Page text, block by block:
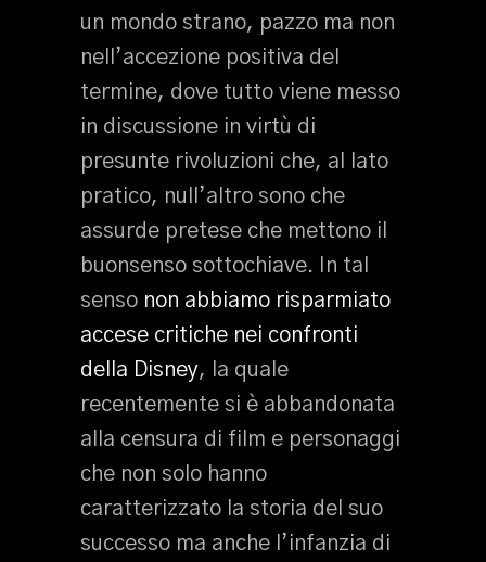
un mondo strano, pazzo ma non
nell’accezione positiva del
termine, dove tutto viene messo
in discussione in virtù di
presunte rivoluzioni che, al lato
pratico, null’altro sono che
assurde pretese che mettono il
buonsenso sottochiave. In tal
senso non abbiamo risparmiato
accese critiche nei confronti
della Disney, la quale
recentemente si è abbandonata
alla censura di film e personaggi
che non solo hanno
caratterizzato la storia del suo
successo ma anche l’infanzia di